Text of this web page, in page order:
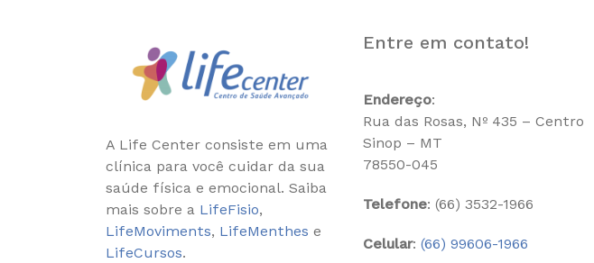
A Life Center consiste em uma
clínica para você cuidar da sua
saúde física e emocional. Saiba
mais sobre a LifeFisio,
LifeMoviments, LifeMenthes e
LifeCursos.
Entre em contato!
Endereço:
Rua das Rosas, Nº 435 – Centro
Sinop – MT
78550-045
Telefone: (66) 3532-1966
Celular: (66) 99606-1966